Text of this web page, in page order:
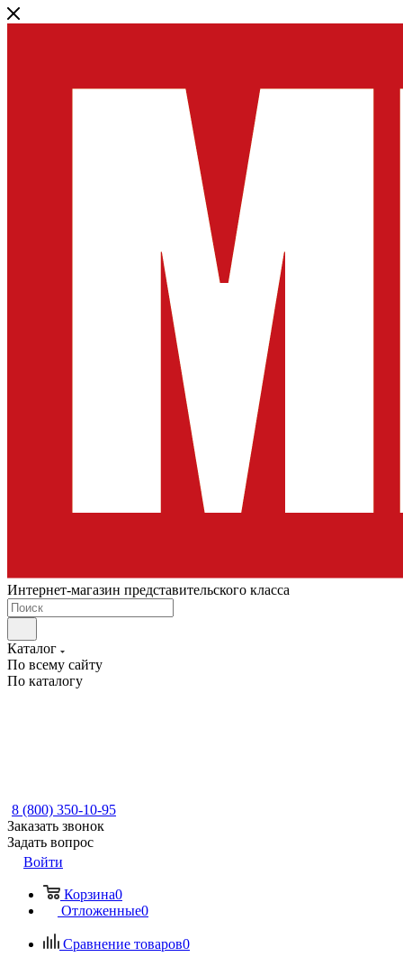
Интернет-магазин представительского класса
Каталог
По всему сайту
По каталогу
8 (800) 350-10-95
Заказать звонок
Задать вопрос
Войти
Корзина0
Отложенные0
Сравнение товаров0